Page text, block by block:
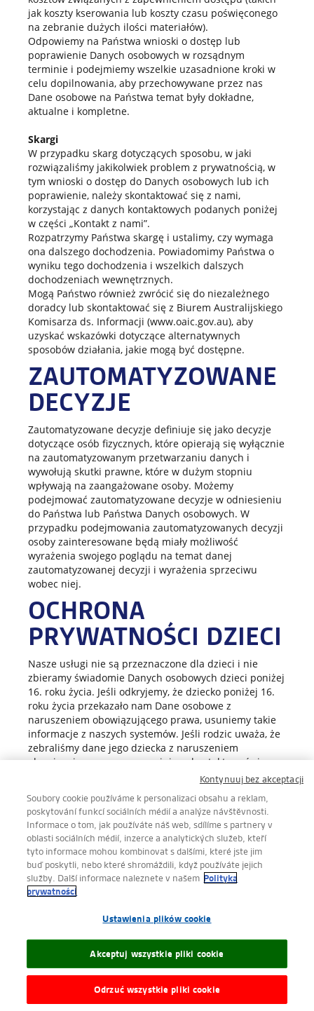
jak koszty kserowania lub koszty czasu poświęconego
na zebranie dużych ilości materiałów).
Odpowiemy na Państwa wnioski o dostęp lub
poprawienie Danych osobowych w rozsądnym
terminie i podejmiemy wszelkie uzasadnione kroki w
celu dopilnowania, aby przechowywane przez nas
Dane osobowe na Państwa temat były dokładne,
aktualne i kompletne.
Skargi
W przypadku skarg dotyczących sposobu, w jaki
rozwiązaliśmy jakikolwiek problem z prywatnością, w
tym wnioski o dostęp do Danych osobowych lub ich
poprawienie, należy skontaktować się z nami,
korzystając z danych kontaktowych podanych poniżej
w części „Kontakt z nami”.
Rozpatrzymy Państwa skargę i ustalimy, czy wymaga
ona dalszego dochodzenia. Powiadomimy Państwa o
wyniku tego dochodzenia i wszelkich dalszych
dochodzeniach wewnętrznych.
Mogą Państwo również zwrócić się do niezależnego
doradcy lub skontaktować się z Biurem Australijskiego
Komisarza ds. Informacji (www.oaic.gov.au), aby
uzyskać wskazówki dotyczące alternatywnych
sposobów działania, jakie mogą być dostępne.
ZAUTOMATYZOWANE
DECYZJE
Zautomatyzowane decyzje definiuje się jako decyzje
dotyczące osób fizycznych, które opierają się wyłącznie
na zautomatyzowanym przetwarzaniu danych i
wywołują skutki prawne, które w dużym stopniu
wpływają na zaangażowane osoby. Możemy
podejmować zautomatyzowane decyzje w odniesieniu
do Państwa lub Państwa Danych osobowych. W
przypadku podejmowania zautomatyzowanych decyzji
osoby zainteresowane będą miały możliwość
wyrażenia swojego poglądu na temat danej
zautomatyzowanej decyzji i wyrażenia sprzeciwu
wobec niej.
OCHRONA
PRYWATNOŚCI DZIECI
Nasze usługi nie są przeznaczone dla dzieci i nie
zbieramy świadomie Danych osobowych dzieci poniżej
16. roku życia. Jeśli odkryjemy, że dziecko poniżej 16.
roku życia przekazało nam Dane osobowe z
naruszeniem obowiązującego prawa, usuniemy takie
informacje z naszych systemów. Jeśli rodzic uważa, że
zebraliśmy dane jego dziecka z naruszeniem
obowiązującego prawa, powinien skontaktować się z
nami w sposób opisany w sekcji zatytułowanej
ŁĄCZA DO STRON
ZEWNĘTRZNYCH
Nasze witryny internetowe mogą zawierać łącza do
witryn internetowych i treści stron trzecich. Nie
kontrolujemy tych witryn ani treści i nie ponosimy
odpowiedzialności za praktyki osób trzecich w zakresie
prywatności. Zachęcamy do zapoznania się z ich
politykami prywatności, aby zrozumieć, w jaki sposób
wykorzystują one Państwa dane.
MIĘDZYNARODOWY
Soubory cookie používáme k personalizaci obsahu a reklam,
poskytování funkcí sociálních médií a analýze návštěvnosti.
Informace o tom, jak používáte náš web, sdílíme s partnery v
oblasti sociálních médií, inzerce a analytických služeb, kteří
tyto informace mohou kombinovat s dalšími, které jste jim
buď poskytli, nebo které shromáždili, když používáte jejich
služby. Další informace naleznete v našem Polityka
prywatności
Ustawienia plików cookie
Akceptuj wszystkie pliki cookie
Odrzuć wszystkie pliki cookie
Kontynuuj bez akceptacji